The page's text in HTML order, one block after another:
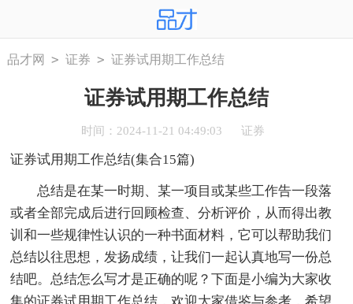
品才网 > 证券 > 证券试用期工作总结
证券试用期工作总结
时间：2024-11-21 04:49:03 证券
证券试用期工作总结(集合15篇)
总结是在某一时期、某一项目或某些工作告一段落
或者全部完成后进行回顾检查、分析评价，从而得出教
训和一些规律性认识的一种书面材料，它可以帮助我们
总结以往思想，发扬成绩，让我们一起认真地写一份总
结吧。总结怎么写才是正确的呢？下面是小编为大家收